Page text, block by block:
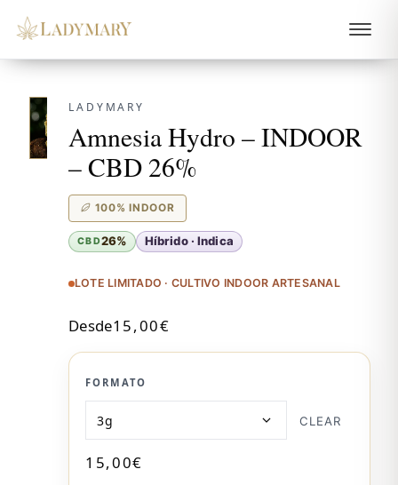
LADYMARY
Amnesia Hydro – INDOOR
– CBD 26%
100% INDOOR
CBD26% Híbrido · Indica
LOTE LIMITADO · CULTIVO INDOOR ARTESANAL
Desde15,00€
FORMATO
CLEAR
15,00€